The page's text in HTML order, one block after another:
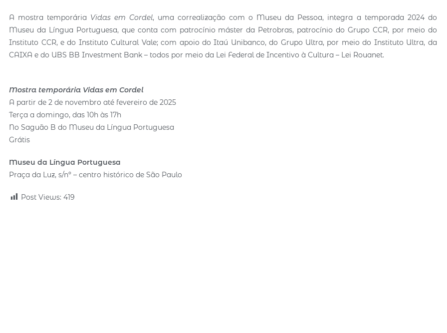
A mostra temporária Vidas em Cordel, uma correalização com o Museu da Pessoa, integra a temporada 2024 do
Museu da Língua Portuguesa, que conta com patrocínio máster da Petrobras, patrocínio do Grupo CCR, por meio do
Instituto CCR, e do Instituto Cultural Vale; com apoio do Itaú Unibanco, do Grupo Ultra, por meio do Instituto Ultra, da
CAIXA e do UBS BB Investment Bank – todos por meio da Lei Federal de Incentivo à Cultura – Lei Rouanet.
Mostra temporária Vidas em Cordel
A partir de 2 de novembro até fevereiro de 2025
Terça a domingo, das 10h às 17h
No Saguão B do Museu da Língua Portuguesa
Grátis
Museu da Língua Portuguesa
Praça da Luz, s/nº – centro histórico de São Paulo
Post Views: 419